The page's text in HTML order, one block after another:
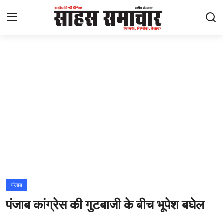
राज्य
अंतराष्ट्रीय
पंजाब
पंजाब कांग्रेस की गुटबाजी के बीच भूपेश बघेल